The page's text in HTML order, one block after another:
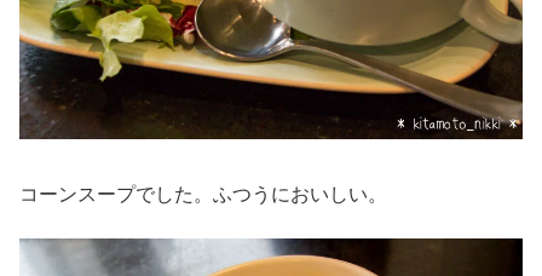
コーンスープでした。ふつうにおいしい。